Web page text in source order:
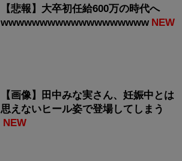
【悲報】大卒初任給600万の時代へ
wwwwwwwwwwwwwwwwwww NEW
【画像】田中みな実さん、妊娠中とは
思えないヒール姿で登場してしまう
NEW